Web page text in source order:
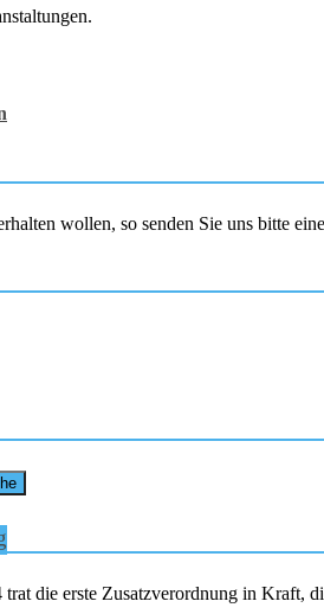
wollen, so senden Sie uns bitte
die erste Zusatzverordnung in Kraft,